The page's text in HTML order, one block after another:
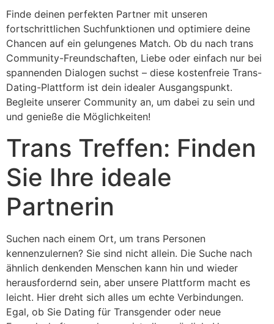
Finde deinen perfekten Partner mit unseren
fortschrittlichen Suchfunktionen und optimiere deine
Chancen auf ein gelungenes Match. Ob du nach trans
Community-Freundschaften, Liebe oder einfach nur bei
spannenden Dialogen suchst – diese kostenfreie Trans-
Dating-Plattform ist dein idealer Ausgangspunkt.
Begleite unserer Community an, um dabei zu sein und
und genieße die Möglichkeiten!
Trans Treffen: Finden
Sie Ihre ideale
Partnerin
Suchen nach einem Ort, um trans Personen
kennenzulernen? Sie sind nicht allein. Die Suche nach
ähnlich denkenden Menschen kann hin und wieder
herausfordernd sein, aber unsere Plattform macht es
leicht. Hier dreht sich alles um echte Verbindungen.
Egal, ob Sie Dating für Transgender oder neue